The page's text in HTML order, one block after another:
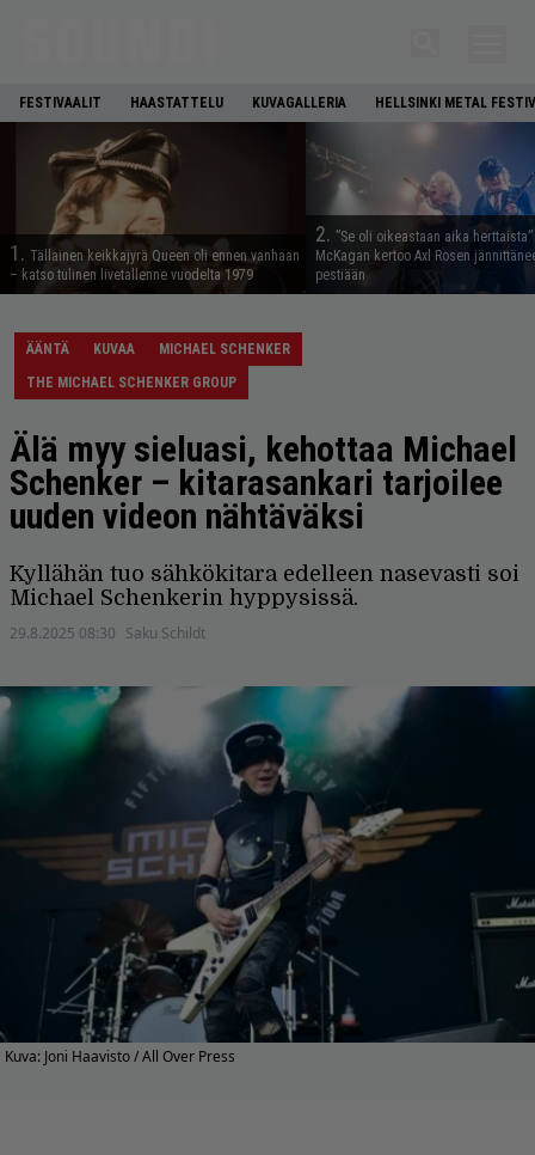
FESTIVAALIT HAASTATTELU KUVAGALLERIA HELLSINKI METAL
1. Tällainen keikkajyrä Queen oli ennen vanhaan
– katso tulinen livetallenne vuodelta 1979
2. ”Se oli oikeastaan aika
McKagan kertoo Axl Rosen
pestiään
ÄÄNTÄ KUVAA
MICHAEL SCHENKER
THE MICHAEL SCHENKER GROUP
Älä myy sieluasi, kehottaa Michael
Schenker – kitarasankari tarjoilee
uuden videon nähtäväksi
Kyllähän tuo sähkökitara edelleen nasevasti soi
Michael Schenkerin hyppysissä.
29.8.2025 08:30 Saku Schildt
Kuva: Joni Haavisto / All Over Press